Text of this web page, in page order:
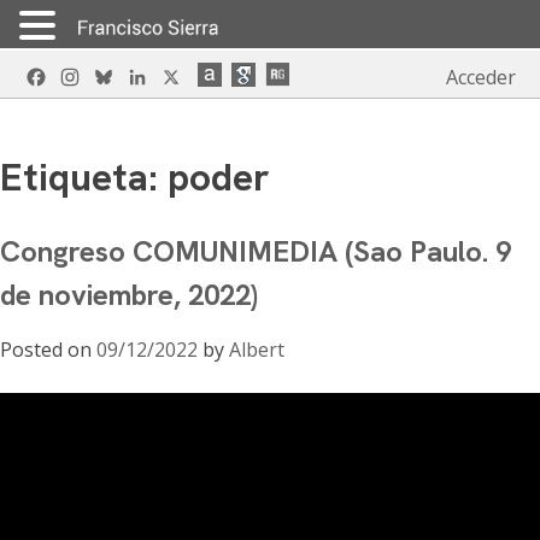
Skip
to
FacebookInstagram
BlueskyLinkedIn Acceder
Etiqueta: poder
Congreso COMUNIMEDIA (Sao Paulo. 9
de noviembre, 2022)
Posted on 09/12/2022 byAlbert